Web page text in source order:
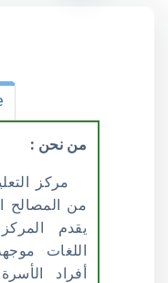
من نحن :
مركز
من المصالح
يقدم
اللغات
أفراد